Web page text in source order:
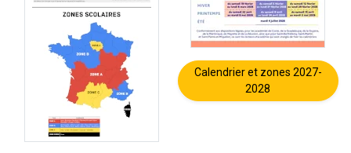
Calendrier et zones 2027-
2028